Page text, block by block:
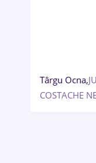
Târgu Ocna,
COSTACHE